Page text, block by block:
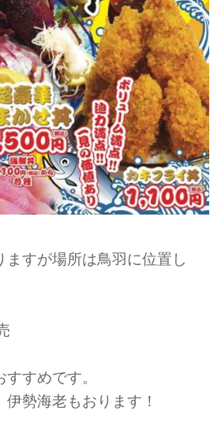
ますが場所は鳥羽に位置し
すめです。
勢海老もおります！